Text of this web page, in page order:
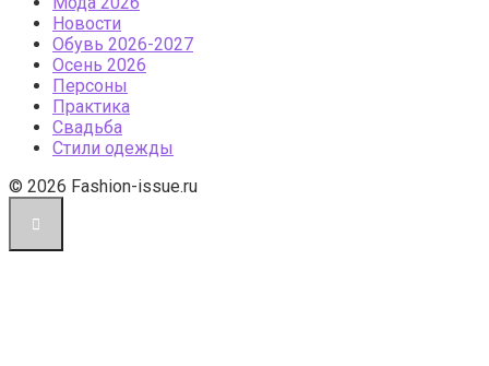
Новости
Обувь 2026-2027
Осень 2026
Персоны
Практика
Свадьба
Стили одежды
© 2026 Fashion-issue.ru